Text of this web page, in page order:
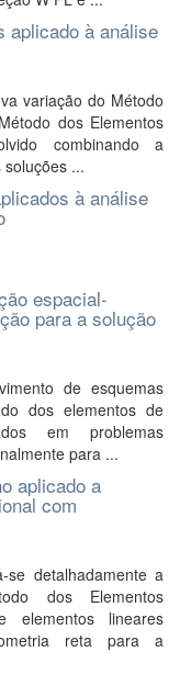
aplicado à análise
variação do Método
dos Elementos
combinando a
...
à análise
espacial-
para a solução
de esquemas
dos elementos de
em problemas
para ...
aplicado a
com
se detalhadamente a
dos Elementos
lineares
reta para a